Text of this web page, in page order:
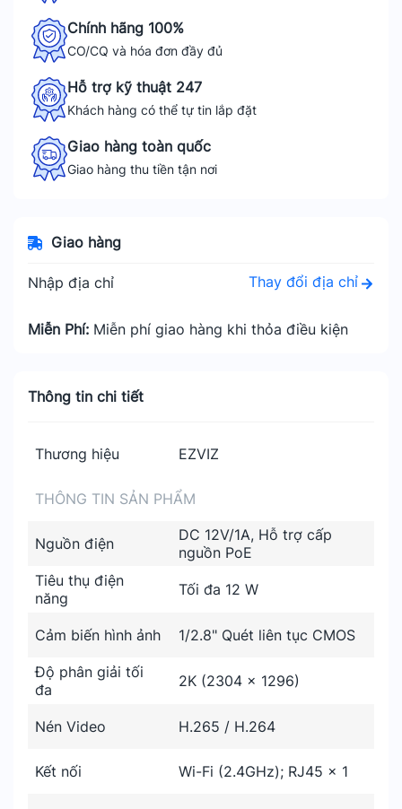
Chính hãng 100%
CO/CQ và hóa đơn đầy đủ
Hỗ trợ kỹ thuật 247
Khách hàng có thể tự tin lắp đặt
Giao hàng toàn quốc
Giao hàng thu tiền tận nơi
Giao hàng
Nhập địa chỉ Thay đổi địa chỉ
Miễn Phí: Miễn phí giao hàng khi thỏa điều kiện
Thông tin chi tiết
Thương hiệu EZVIZ
THÔNG TIN SẢN PHẨM
Nguồn điện
DC 12V/1A, Hỗ trợ cấp
nguồn PoE
Tiêu thụ điện
năng
Tối đa 12 W
Cảm biến hình ảnh 1/2.8" Quét liên tục CMOS
Độ phân giải tối
đa
2K (2304 × 1296)
Nén Video H.265 / H.264
Kết nối Wi-Fi (2.4GHz); RJ45 x 1